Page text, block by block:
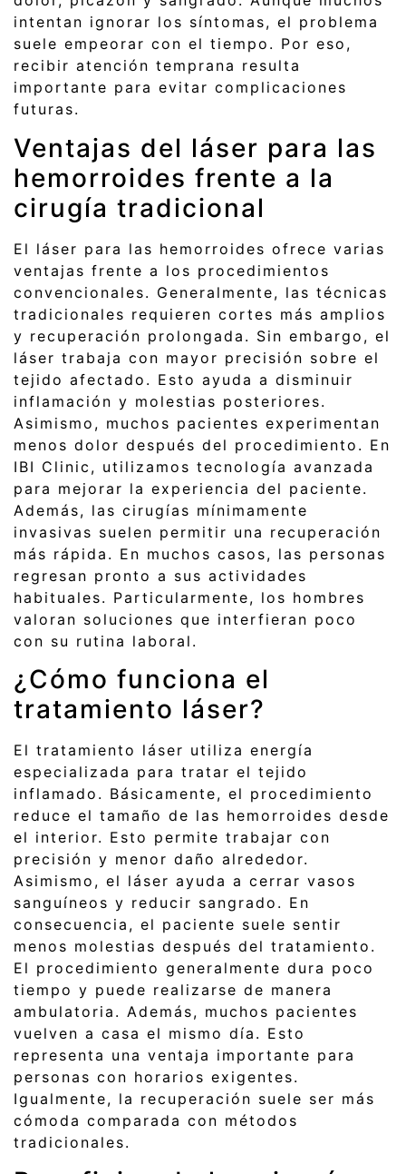
intentan ignorar los síntomas, el problema
suele empeorar con el tiempo. Por eso,
recibir atención temprana resulta
importante para evitar complicaciones
futuras.
Ventajas del láser para las
hemorroides frente a la
cirugía tradicional
El láser para las hemorroides ofrece varias
ventajas frente a los procedimientos
convencionales. Generalmente, las técnicas
tradicionales requieren cortes más amplios
y recuperación prolongada. Sin embargo, el
láser trabaja con mayor precisión sobre el
tejido afectado. Esto ayuda a disminuir
inflamación y molestias posteriores.
Asimismo, muchos pacientes experimentan
menos dolor después del procedimiento. En
IBI Clinic, utilizamos tecnología avanzada
para mejorar la experiencia del paciente.
Además, las cirugías mínimamente
invasivas suelen permitir una recuperación
más rápida. En muchos casos, las personas
regresan pronto a sus actividades
habituales. Particularmente, los hombres
valoran soluciones que interfieran poco
con su rutina laboral.
¿Cómo funciona el
tratamiento láser?
El tratamiento láser utiliza energía
especializada para tratar el tejido
inflamado. Básicamente, el procedimiento
reduce el tamaño de las hemorroides desde
el interior. Esto permite trabajar con
precisión y menor daño alrededor.
Asimismo, el láser ayuda a cerrar vasos
sanguíneos y reducir sangrado. En
consecuencia, el paciente suele sentir
menos molestias después del tratamiento.
El procedimiento generalmente dura poco
tiempo y puede realizarse de manera
ambulatoria. Además, muchos pacientes
vuelven a casa el mismo día. Esto
representa una ventaja importante para
personas con horarios exigentes.
Igualmente, la recuperación suele ser más
cómoda comparada con métodos
tradicionales.